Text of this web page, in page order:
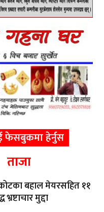
फेसबुकमा हेर्नुस
ताजा
बहाल मेयरसहित ११
मुद्दा